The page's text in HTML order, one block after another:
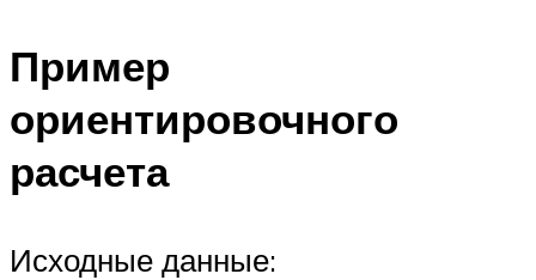
Пример
ориентировочного
расчета
Исходные данные: